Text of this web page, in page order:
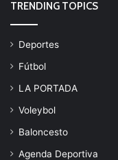
TRENDING TOPICS
Deportes
Fútbol
LA PORTADA
Voleybol
Baloncesto
Agenda Deportiva